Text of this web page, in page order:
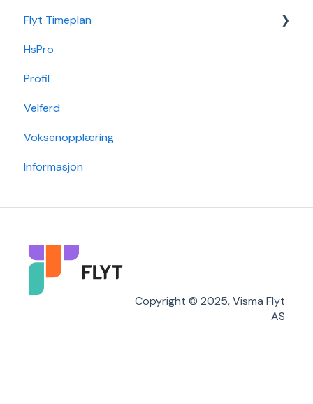
Godkjenning
Hendelse
Hovedperson
Post
Sak
Flyt Timeplan
Daglig bruk
Min side/ansatt
Timeplanlegging
Rapporter
Grunndata
HsPro
Profil
Velferd
Voksenopplæring
Informasjon
Copyright © 2025, Visma Flyt
AS